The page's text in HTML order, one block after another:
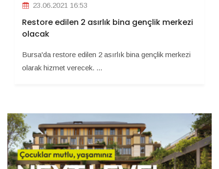
23.06.2021 16:53
Restore edilen 2 asırlık bina gençlik merkezi
olacak
Bursa'da restore edilen 2 asırlık bina gençlik merkezi
olarak hizmet verecek. ...